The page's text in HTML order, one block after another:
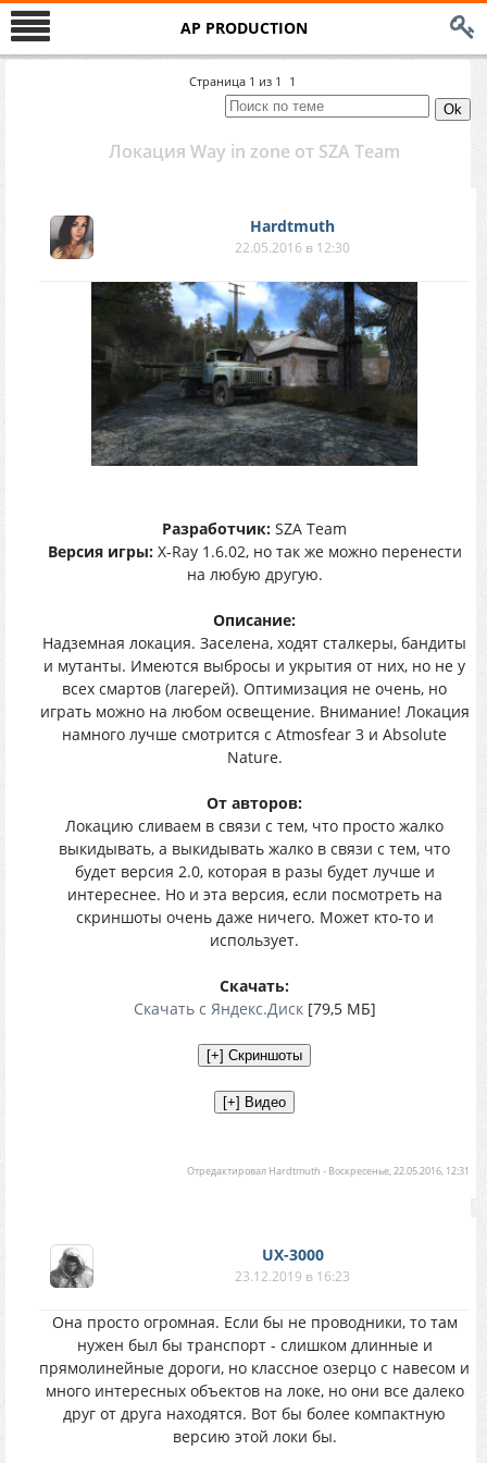
AP PRODUCTION
Страница 1 из 1 1
Локация Way in zone от SZA Team
Hardtmuth
22.05.2016 в 12:30
Разработчик: SZA Team
Версия игры:X-Ray 1.6.02, но так же можно перенести
на любую другую.
Описание:
Надземная локация. Заселена, ходят сталкеры, бандиты
и мутанты. Имеются выбросы и укрытия от них, но не у
всех смартов (лагерей). Оптимизация не очень, но
играть можно на любом освещение. Внимание! Локация
намного лучше смотрится с Atmosfear 3 и Absolute
Nature.
От авторов:
Локацию сливаем в связи с тем, что просто жалко
выкидывать, а выкидывать жалко в связи с тем, что
будет версия 2.0, которая в разы будет лучше и
интереснее. Но и эта версия, если посмотреть на
скриншоты очень даже ничего. Может кто-то и
использует.
Скачать:
Скачать с Яндекс.Диск[79,5 МБ]
Отредактировал Hardtmuth - Воскресенье, 22.05.2016, 12:31
UX-3000
23.12.2019 в 16:23
Она просто огромная. Если бы не проводники, то там
нужен был бы транспорт - слишком длинные и
прямолинейные дороги, но классное озерцо с навесом и
много интересных объектов на локе, но они все далеко
друг от друга находятся. Вот бы более компактную
версию этой локи бы.